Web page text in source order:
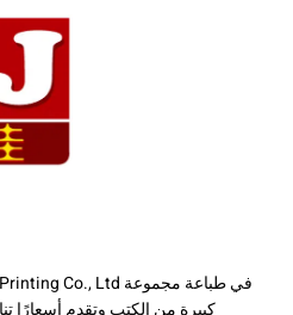
كبيرة من الكتب وتقدم أسعارًا